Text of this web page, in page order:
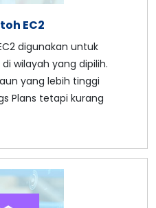
EC2
digunakan untuk
wilayah yang dipilih.
yang lebih tinggi
Plans tetapi kurang